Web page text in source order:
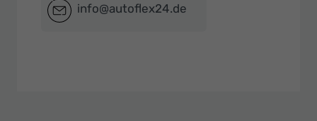
info@autoflex24.de